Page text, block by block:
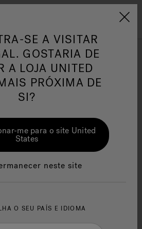
Jacuzzi&reg; EMEA
Sensational
Spa de
SE A VISITAR
GOSTARIA DE
A LOJA UNITED
PRÓXIMA DE
SI?
me para o site United
States
neste site
O SEU PAÍS E IDIOMA